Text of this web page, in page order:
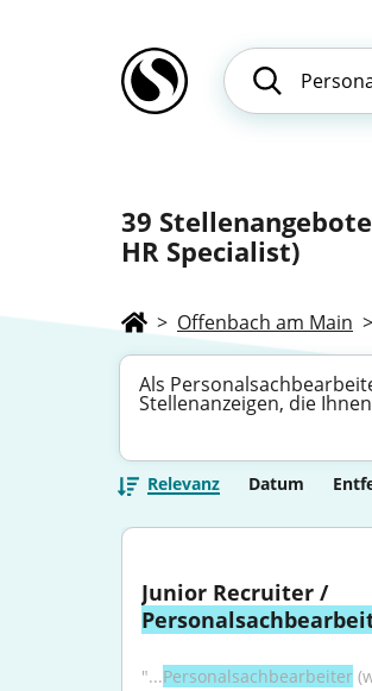
39
HR Specialist)
> Offenbach am Main >
Als
Stellenanzeigen, die
Relevanz Datum
Junior Recruiter /
"...Personalsachbearbeiter